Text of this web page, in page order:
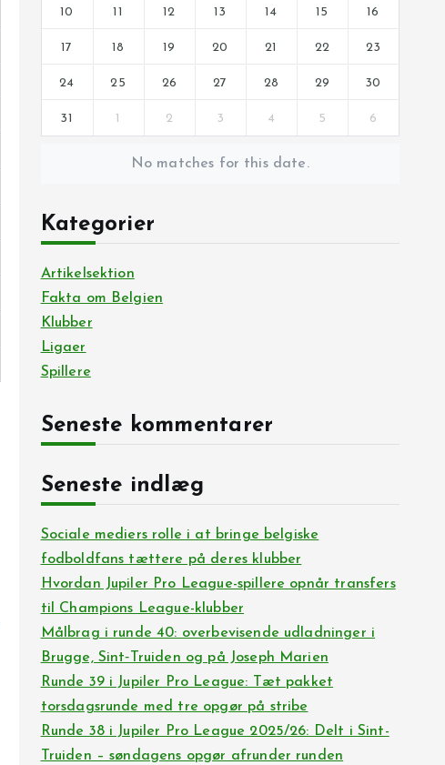
10 11 12 13 14 15 16
17 18 19 20 21 22 23
24 25 26 27 28 29 30
31 1 2 3 4 5 6
No matches for this date.
Kategorier
Artikelsektion
Fakta om Belgien
Klubber
Ligaer
Spillere
Seneste kommentarer
Seneste indlæg
Sociale mediers rolle i at bringe belgiske
fodboldfans tættere på deres klubber
Hvordan Jupiler Pro League-spillere opnår transfers
til Champions League-klubber
Målbrag i runde 40: overbevisende udladninger i
Brugge, Sint‑Truiden og på Joseph Marien
Runde 39 i Jupiler Pro League: Tæt pakket
torsdagsrunde med tre opgør på stribe
Runde 38 i Jupiler Pro League 2025/26: Delt i Sint-
Truiden – søndagens opgør afrunder runden